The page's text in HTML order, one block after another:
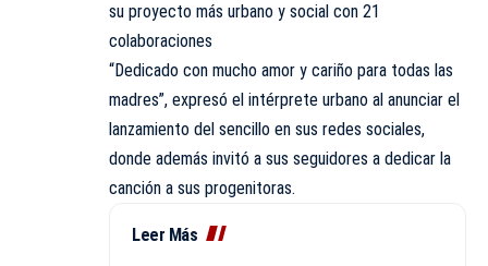
su proyecto más urbano y social con 21
colaboraciones
“Dedicado con mucho amor y cariño para todas las
madres”, expresó el intérprete urbano al anunciar el
lanzamiento del sencillo en sus redes sociales,
donde además invitó a sus seguidores a dedicar la
canción a sus progenitoras.
Leer Más